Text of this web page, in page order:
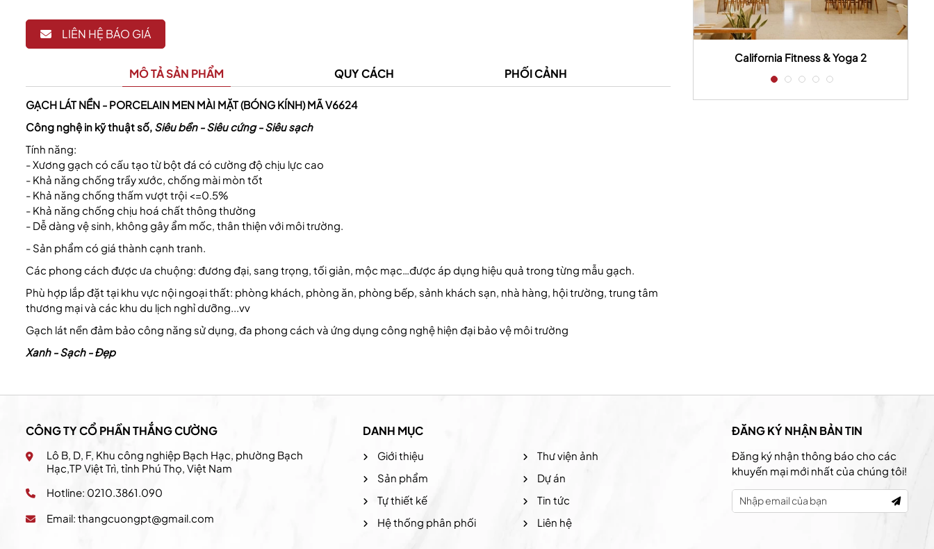
LIÊN HỆ BÁO GIÁ
MÔ TẢ SẢN PHẨM QUY CÁCH PHỐI CẢNH
GẠCH LÁT NỀN - PORCELAIN MEN MÀI MẶT (BÓNG KÍNH) MÃ V6624
Công nghệ in kỹ thuật số, Siêu bền - Siêu cứng - Siêu sạch
Tính năng:
- Xương gạch có cấu tạo từ bột đá có cường độ chịu lực cao
- Khả năng chống trầy xước, chống mài mòn tốt
- Khả năng chống thấm vượt trội <=0.5%
- Khả năng chống chịu hoá chất thông thường
- Dễ dàng vệ sinh, không gây ẩm mốc, thân thiện với môi trường.
- Sản phẩm có giá thành cạnh tranh.
Các phong cách được ưa chuộng: đương đại, sang trọng, tối giản, mộc mạc…được áp dụng hiệu quả trong từng mẫu gạch.
Phù hợp lắp đặt tại khu vực nội ngoại thất: phòng khách, phòng ăn, phòng bếp, sảnh khách sạn, nhà hàng, hội trường, trung tâm
thương mại và các khu du lịch nghỉ dưỡng...vv
Gạch lát nền đảm bảo công năng sử dụng, đa phong cách và ứng dụng công nghệ hiện đại bảo vệ môi trường
Xanh - Sạch - Đẹp
California Fitness & Yoga 2
CÔNG TY CỔ PHẦN THẮNG CƯỜNG
Lô B, D, F, Khu công nghiệp Bạch Hạc, phường Bạch
Hạc,TP Việt Trì, tỉnh Phú Thọ, Việt Nam
Hotline: 0210.3861.090
Email: thangcuongpt@gmail.com
DANH MỤC
Giới thiệu
Sản phẩm
Tự thiết kế
Hệ thống phân phối
Thư viện ảnh
Dự án
Tin tức
Liên hệ
ĐĂNG KÝ NHẬN BẢN TIN
Đăng ký nhận thông báo cho các
khuyến mại mới nhất của chúng tôi!